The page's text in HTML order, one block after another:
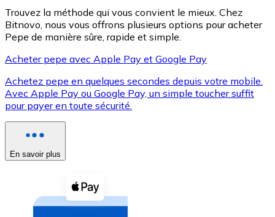
XRP
XRP
Voir toutes
Coupons crypto
Achetez des cryptomonnaies en espèces et d'autres
Trouvez la méthode qui vous convient le mieux. Chez
Bitnovo, nous vous offrons plusieurs options pour acheter
Pepe de manière sûre, rapide et simple.
Acheter pepe avec Apple Pay et Google Pay
Achetez pepe en quelques secondes depuis votre mobile.
Avec Apple Pay ou Google Pay, un simple toucher suffit
pour payer en toute sécurité.
En savoir plus